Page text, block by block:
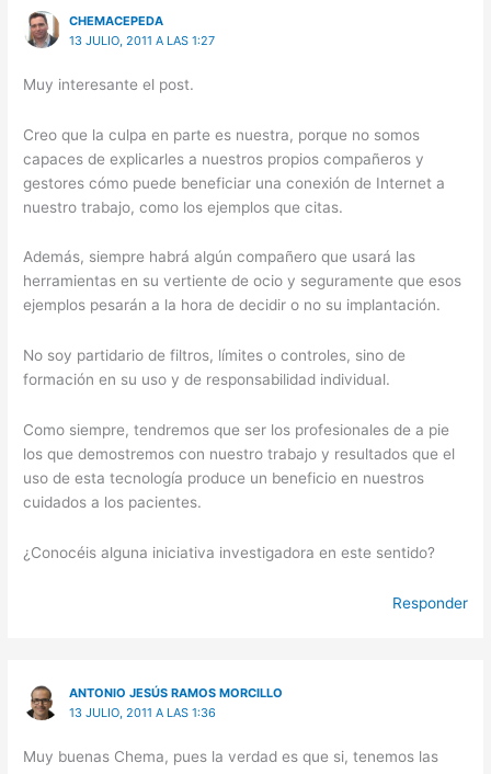
CHEMACEPEDA
13 JULIO, 2011 A LAS 1:27
Muy interesante el post.
Creo que la culpa en parte es nuestra, porque no somos
capaces de explicarles a nuestros propios compañeros y
gestores cómo puede beneficiar una conexión de Internet a
nuestro trabajo, como los ejemplos que citas.
Además, siempre habrá algún compañero que usará las
herramientas en su vertiente de ocio y seguramente que esos
ejemplos pesarán a la hora de decidir o no su implantación.
No soy partidario de filtros, límites o controles, sino de
formación en su uso y de responsabilidad individual.
Como siempre, tendremos que ser los profesionales de a pie
los que demostremos con nuestro trabajo y resultados que el
uso de esta tecnología produce un beneficio en nuestros
cuidados a los pacientes.
¿Conocéis alguna iniciativa investigadora en este sentido?
Responder
ANTONIO JESÚS RAMOS MORCILLO
13 JULIO, 2011 A LAS 1:36
Muy buenas Chema, pues la verdad es que si, tenemos las